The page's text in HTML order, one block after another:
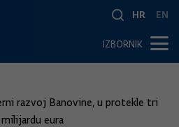
HR EN
IZBORNIK
razvoj Banovine, u protekle tri
eura